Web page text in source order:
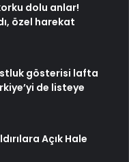
dolu anlar!
özel harekat
gösterisi lafta
de listeye
Açık Hale